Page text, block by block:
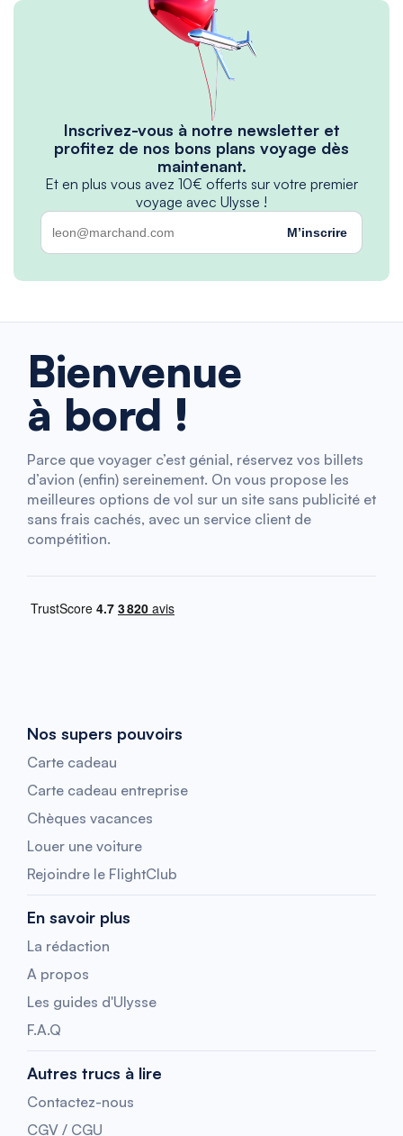
Inscrivez-vous à notre newsletter et
profitez de nos bons plans voyage dès
maintenant.
Et en plus vous avez 10€ offerts sur votre premier
voyage avec Ulysse !
M’inscrire
Bienvenue
à bord !
Parce que voyager c’est génial, réservez vos billets
d’avion (enfin) sereinement. On vous propose les
meilleures options de vol sur un site sans publicité et
sans frais cachés, avec un service client de
compétition.
Nos supers pouvoirs
Carte cadeau
Carte cadeau entreprise
Chèques vacances
Louer une voiture
Rejoindre le FlightClub
En savoir plus
La rédaction
A propos
Les guides d'Ulysse
F.A.Q
Autres trucs à lire
Contactez-nous
CGV / CGU